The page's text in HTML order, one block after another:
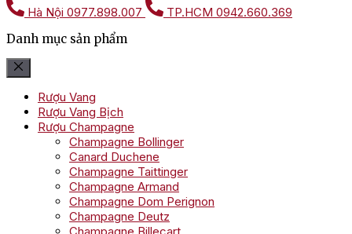
Hà Nội 0977.898.007 TP.HCM 0942.660.369
Danh mục sản phẩm
Rượu Vang
Rượu Vang Bịch
Rượu Champagne
Champagne Bollinger
Canard Duchene
Champagne Taittinger
Champagne Armand
Champagne Dom Perignon
Champagne Deutz